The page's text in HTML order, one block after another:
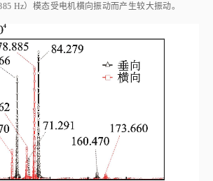
Hz）模态受电机横向振动而产生较大振动。